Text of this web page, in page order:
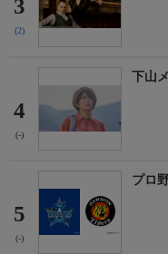
3
(2)
4
(-)
下山
5
(-)
プロ